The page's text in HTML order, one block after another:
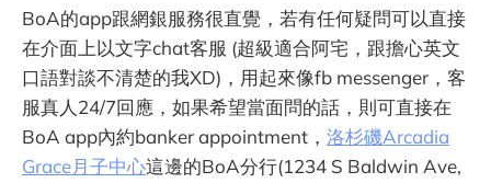
BoA的app跟網銀服務很直覺，若有任何疑問可以直接
在介面上以文字chat客服 (超級適合阿宅，跟擔心英文
口語對談不清楚的我XD)，用起來像fb messenger，客
服真人24/7回應，如果希望當面問的話，則可直接在
BoA app內約banker appointment， 洛杉磯Arcadia
Grace月子中心這邊的BoA分行(1234 S Baldwin Ave,